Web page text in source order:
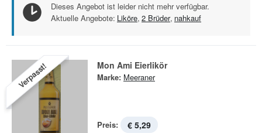
Dieses Angebot ist leider nicht mehr verfügbar.
Aktuelle Angebote: Liköre, 2 Brüder, nahkauf
Verpasst! Mon Ami Eierlikör
Marke: Meeraner
Preis: € 5,29